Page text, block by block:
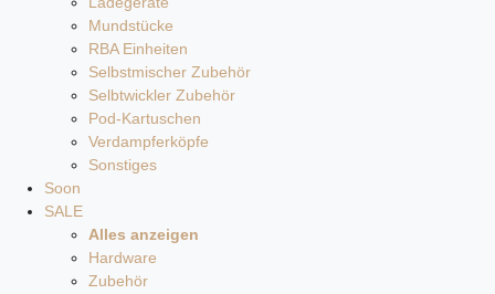
Mundstücke
RBA Einheiten
Selbstmischer Zubehör
Selbtwickler Zubehör
Pod-Kartuschen
Verdampferköpfe
Sonstiges
Soon
SALE
Alles anzeigen
Hardware
Zubehör